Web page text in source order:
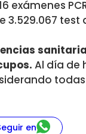
exámenes
3.529.067 test
Al día de
en